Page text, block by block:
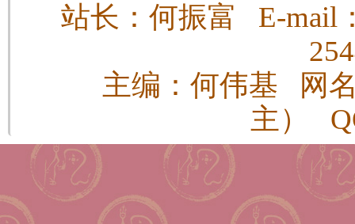
站长：何振富 E-mail
主编：何伟基 网
主）